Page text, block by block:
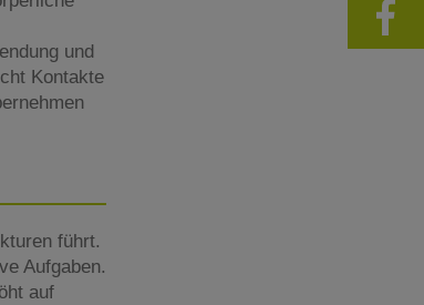
und
Kontakte
führt.
Aufgaben.
auf